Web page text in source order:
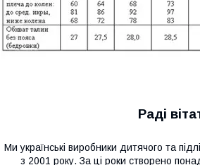
Раді
Ми українські виробники дитячого та
з 2001 року. За ці роки створено